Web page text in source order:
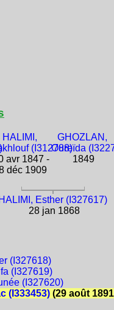
HALIMI,
(I312788)
avr 1847 -
déc 1909
GHOZLAN,
Oureïda
1849
HALIMI, Esther (I327617)
28 jan 1868
(I327618)
(I327619)
(I327620)
(I333453)(29 août